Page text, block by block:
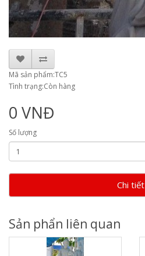
Mã sản phẩm:TC5
Tình trạng:Còn hàng
0 VNĐ
Số lượng
Chi tiết
Sản phẩn liên quan